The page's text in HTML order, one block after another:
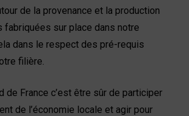
de la provenance et la production
fabriquées sur place dans notre
dans le respect des pré-requis
filière.
de France c’est être sûr de participer
de l’économie locale et agir pour